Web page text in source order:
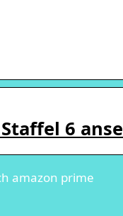
6
amazon prime